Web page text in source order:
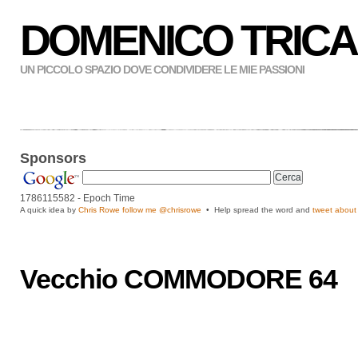
DOMENICO
UN PICCOLO SPAZIO DOVE CONDIVIDERE LE MIE PASSIONI
Sponsors
1786115583 - Epoch Time
A quick idea by Chris Rowe follow me @chrisrowe • Help spread the word and tweet
Vecchio COMMODORE 64